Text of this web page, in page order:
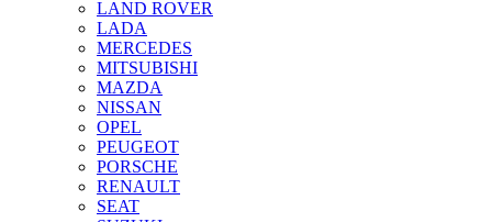
LAND ROVER
LADA
MERCEDES
MITSUBISHI
MAZDA
NISSAN
OPEL
PEUGEOT
PORSCHE
RENAULT
SEAT